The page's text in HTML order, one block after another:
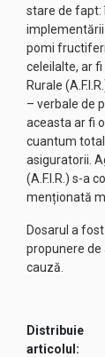
stare de fapt:
pomi
celeilalte, ar
Rurale
– verbale de
aceasta ar fi
cuantum total
asiguratorii.
(A.F.I.R.) s-a
menționată
Dosarul a
propunere de
cauză.
Distribuie
articolul: